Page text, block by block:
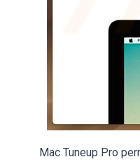
Mac Tuneup Pro